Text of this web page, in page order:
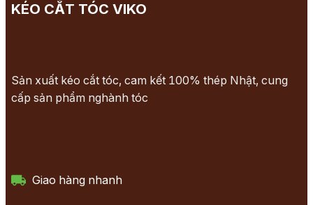
KÉO CẮT TÓC VIKO
Sản xuất kéo cắt tóc, cam kết 100% thép Nhật, cung
cấp sản phẩm nghành tóc
Giao hàng nhanh